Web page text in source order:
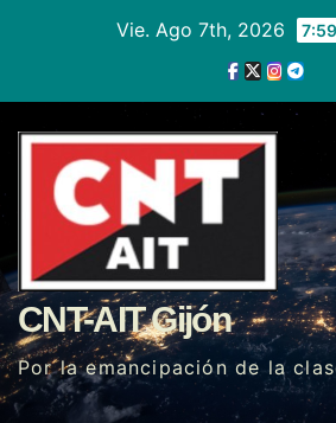
Vie. Ago 7th, 2026
CNT-AIT Gijón
Por la emancipación de la